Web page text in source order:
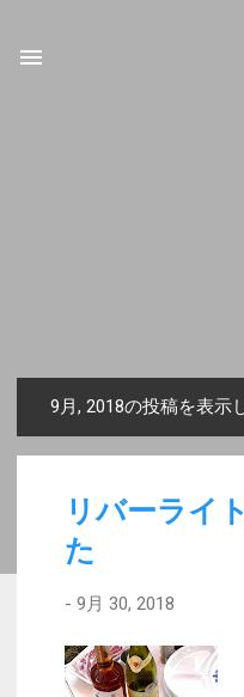
稿
9月, 2018の投稿を表示
リバーライ
た
- 9月 30, 2018